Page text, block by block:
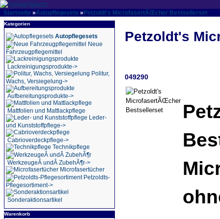
Startseite »Autopflegesets » Petzoldt's MicrofasertÃŒcher Bestsellerset
Kategorien
Autopflegesets
Neue
Fahrzeugpflegemittel
Lackreinigungsprodukte->
Politur,
Wachs, Versiegelung->
Aufbereitungsprodukte->
Mattfolien und Mattlackpflege
Leder-
und Kunststoffpflege->
Cabrioverdeckpflege->
Technikpflege
WerkzeugeÂ undÂ ZubehÃ¶r->
Microfasertücher
Petzoldts-
Pflegesortiment->
Sonderaktionsartikel
Warenkorb
Petzoldt's
049290